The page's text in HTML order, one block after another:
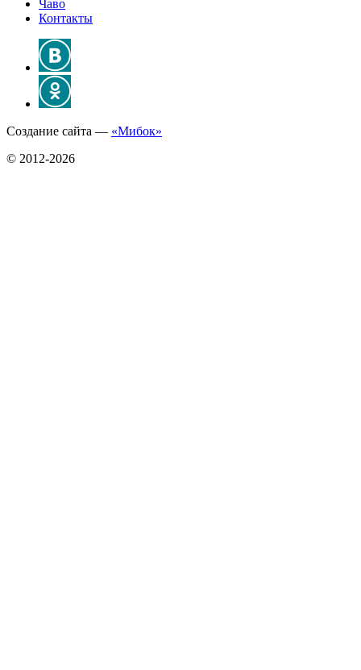
Чаво
Контакты
Создание сайта — «Мибок»
© 2012-2026